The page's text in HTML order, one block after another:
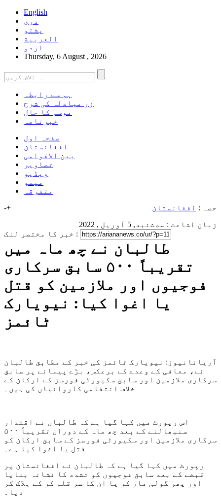
English
دری
پشتو
العربیة
اردو
Thursday, 6 August , 2026
ہم سے رابطہ
زر مبادلہ کی شرح
موسم کا حال
خبرنامہ
صفحہ اول
افغانستان
بین الاقوامی
تصاویر
ویڈیو
میمو
متفرقہ
حصہ : افغانستان -+
زمان اشاعت : سه‌شنبه, 5 آوریل , 2022
خبر کا مختصر لنک :
طالبان نے چھ ماہ میں
تقریباً ۵۰۰ سابق سرکاری
فوجیوں اور ملازمین کو قتل
یا اغوا کیا: نیویارک
ٹائمز
آریانانیوز: نیویارک ٹائمز کی خبر کے مطابق طالبان
نے، معافی کے وعدے کے برعکس، بڑے پیمانے پر سابق
سرکاری ملازمین اور سابق سکیورٹی فورسز کے ارکان کے
خلاف انتقامی کاروائیاں کی ہیں۔
اس رپورٹ میں کہا گیا ہے کہ طالبان نے اقتدار
سنبھالنے کے بعد چھ ماہ کے دوران تقریباً ۵۰۰
سرکاری ملازمین اور سکیورٹی فورسز کے سابق ارکان کو
قتل یا اغوا کیا ہے۔
رپورٹ میں کہا گیا ہے کہ طالبان نے افغانستان پر
قبضے کے بعد سابق فوجیوں کو تشدد کا نشانہ بنایا
اور پھر گولی مار کر یا ان کا سر قلم کر کے ہلاک کر
دیا۔